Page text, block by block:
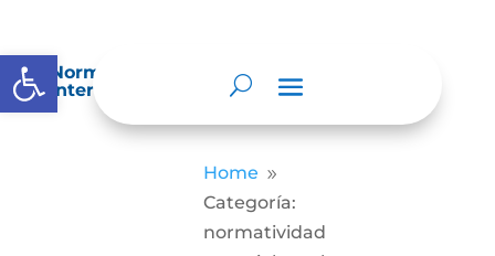
Abrir barra de herramientas
Home 9
Categoría:
normatividad
Normatividad especial que les aplique de
interés.